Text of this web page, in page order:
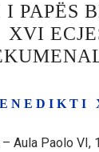
PAPËS
XVI
Aula Paolo VI,